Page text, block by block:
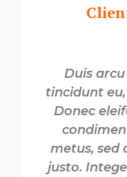
Duis
tincidunt
Donec
metus, sed
justo.